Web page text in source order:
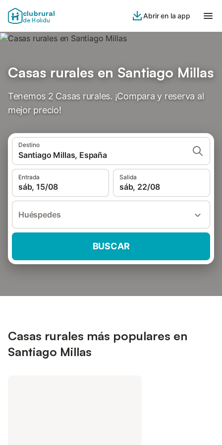
clubrural
de Holidu
Abrir en la app
Casas rurales en Santiago Millas
Tenemos 2 Casas rurales. ¡Compara y reserva al
mejor precio!
Destino
Santiago Millas, España
Entrada
sáb, 15/08
Salida
sáb, 22/08
Huéspedes
BUSCAR
Casas rurales más populares en
Santiago Millas